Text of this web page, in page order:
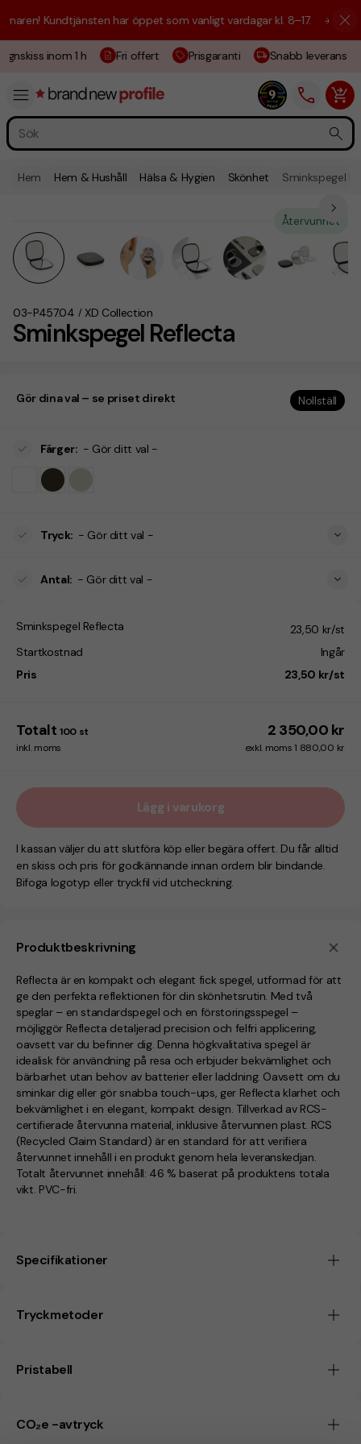
Kundtjänsten har öppet som vanligt vardagar kl. 8–17. ☀️ Vi är
inom 1 h Fri offert Prisgaranti Snabb leverans
Hem Hem & Hushåll Hälsa & Hygien Skönhet Sminkspegel
Sminkspegel Reflecta
03-P457.04 / XD Collection
Återvunnet
Produktbeskrivning
Reflecta är en kompakt och elegant fick spegel, utformad för att
ge den perfekta reflektionen för din skönhetsrutin. Med två
speglar – en standardspegel och en förstoringsspegel –
möjliggör Reflecta detaljerad precision och felfri applicering,
oavsett var du befinner dig. Denna högkvalitativa spegel är
idealisk för användning på resa och erbjuder bekvämlighet och
bärbarhet utan behov av batterier eller laddning. Oavsett om du
sminkar dig eller gör snabba touch-ups, ger Reflecta klarhet och
bekvämlighet i en elegant, kompakt design. Tillverkad av RCS-
certifierade återvunna material, inklusive återvunnen plast. RCS
(Recycled Claim Standard) är en standard för att verifiera
återvunnet innehåll i en produkt genom hela leveranskedjan.
Totalt återvunnet innehåll: 46 % baserat på produktens totala
vikt. PVC-fri.
Specifikationer
Tryckmetoder
Pristabell
CO₂e -avtryck
Gör dina val – se priset direkt Nollställ
Färger: - Gör ditt val -
Tryck: - Gör ditt val -
Antal: - Gör ditt val -
Sminkspegel Reflecta
23,50 kr/st
Startkostnad
Ingår
Pris
23,50 kr/st
Totalt 100 st 2 350,00 kr
inkl. moms exkl. moms 1 880,00 kr
Lägg i varukorg
I kassan väljer du att slutföra köp eller begära offert. Du får alltid
en skiss och pris för godkännande innan ordern blir bindande.
Bifoga logotyp eller tryckfil vid utcheckning.